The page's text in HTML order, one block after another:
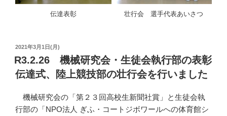
伝達表彰 壮行会 選手代表あいさつ
投
稿
日:
2021年3月1日(月)
R3.2.26 機械研究会・生徒会執行部の表彰
伝達式、陸上競技部の壮行会を行いました
機械研究会の「第２３回高校生新聞社賞」と生徒会執
行部の「NPO法人 ぎふ・コートジボワールへの体育館シ